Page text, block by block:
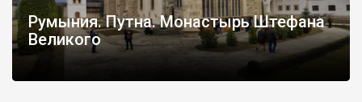
Румыния. Путна. Монастырь Штефана
Великого